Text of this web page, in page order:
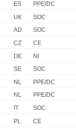
ES
PPE/DC
UK
SOC
AD
SOC
CZ
CE
DE
NI
SE
SOC
NL
PPE/DC
NL
PPE/DC
IT
SOC
PL
CE